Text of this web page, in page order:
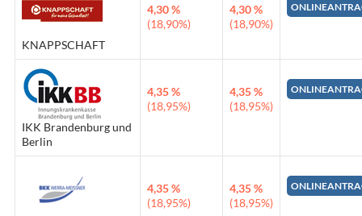
KNAPPSCHAFT
4,30 %
(18,90%)
4,30 %
(18,90%)
IKK Brandenburg und
Berlin
4,35 %
(18,95%)
4,35 %
(18,95%)
4,35 %
(18,95%)
4,35 %
(18,95%)